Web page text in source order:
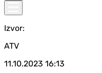
Izvor:
ATV
11.10.2023 16:13